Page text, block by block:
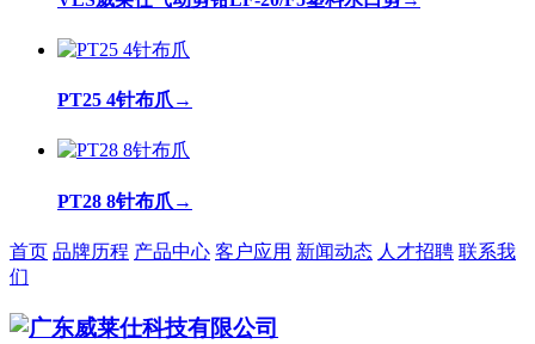
PT25 4针布爪 →
PT28 8针布爪 →
首页 品牌历程 产品中心 客户应用 新闻动态 人才招聘 联系我
们